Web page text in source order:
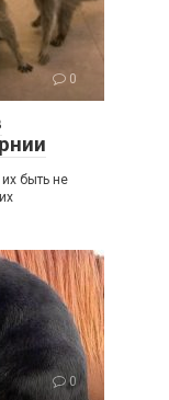
0
быть не
0